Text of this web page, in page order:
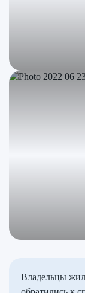
Владельцы